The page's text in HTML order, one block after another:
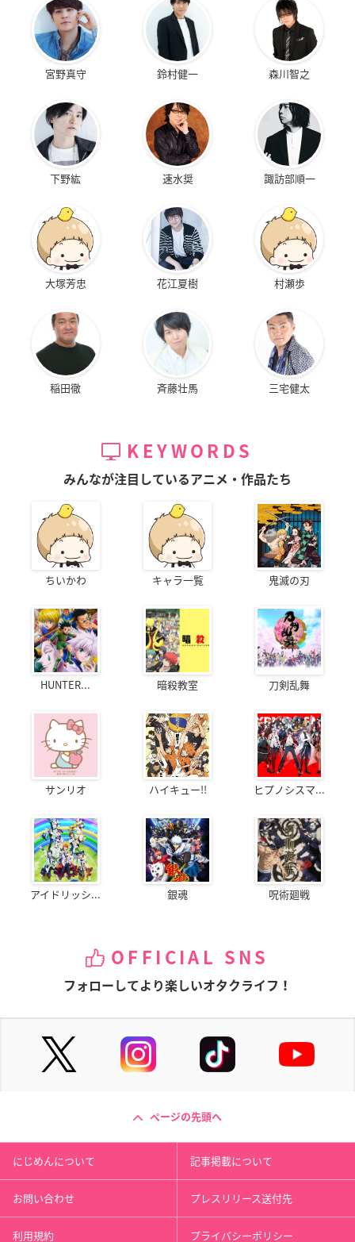
宮野真守 鈴村健一 森川智之
下野紘 速水奨 諏訪部順一
大塚芳忠 花江夏樹 村瀬歩
稲田徹 斉藤壮馬 三宅健太
KEYWORDS
みんなが注目しているアニメ・作品たち
ちいかわ キャラ一覧 鬼滅の刃
HUNTER... 暗殺教室 刀剣乱舞
サンリオ ハイキュー!! ヒプノシスマ...
アイドリッシ... 銀魂 呪術廻戦
OFFICIAL SNS
フォローしてより楽しいオタクライフ！
ページの先頭へ
にじめんについて 記事掲載について
お問い合わせ プレスリリース送付先
利用規約 プライバシーポリシー